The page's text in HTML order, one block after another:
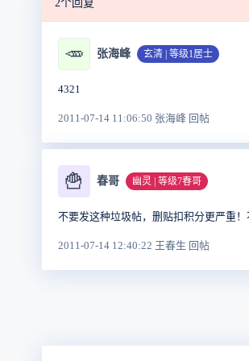
2个回复
🥕 张海峰 玄清 | 等级1居士
4321
2011-07-14 11:06:50 张海峰 回帖
🍟 春哥 幽灵 | 等级7春哥
不要发这种垃圾帖，删贴扣积分更严重
2011-07-14 12:40:22 王春生 回帖